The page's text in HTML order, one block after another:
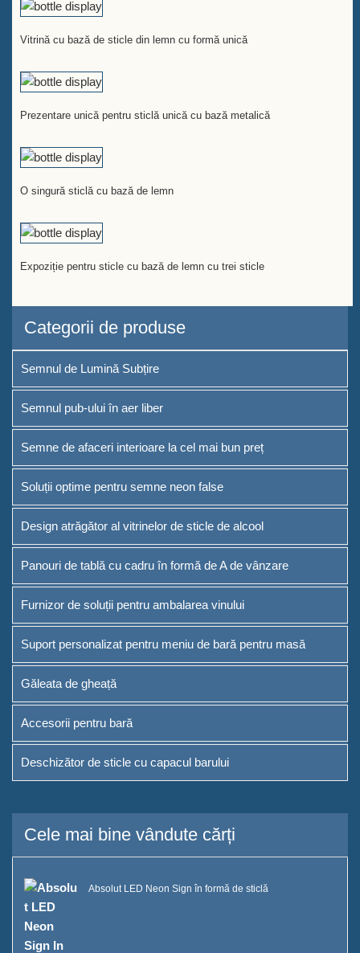
Vitrină cu bază de sticle din lemn cu formă unică
Prezentare unică pentru sticlă unică cu bază metalică
O singură sticlă cu bază de lemn
Expoziție pentru sticle cu bază de lemn cu trei sticle
Categorii de produse
Semnul de Lumină Subțire
Semnul pub-ului în aer liber
Semne de afaceri interioare la cel mai bun preț
Soluții optime pentru semne neon false
Design atrăgător al vitrinelor de sticle de alcool
Panouri de tablă cu cadru în formă de A de vânzare
Furnizor de soluții pentru ambalarea vinului
Suport personalizat pentru meniu de bară pentru masă
Găleata de gheață
Accesorii pentru bară
Deschizător de sticle cu capacul barului
Cele mai bine vândute cărți
Absolut LED Neon Sign în formă de sticlă